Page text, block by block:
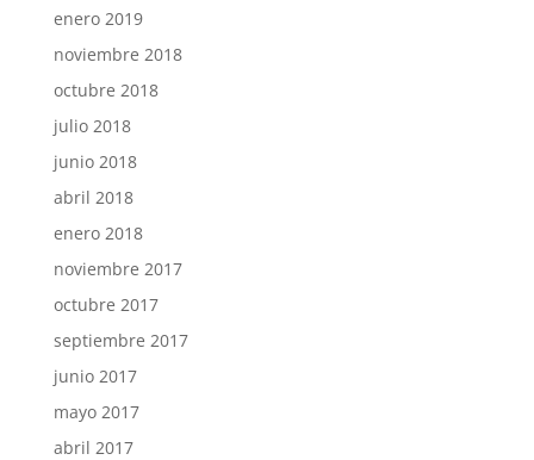
enero 2019
noviembre 2018
octubre 2018
julio 2018
junio 2018
abril 2018
enero 2018
noviembre 2017
octubre 2017
septiembre 2017
junio 2017
mayo 2017
abril 2017